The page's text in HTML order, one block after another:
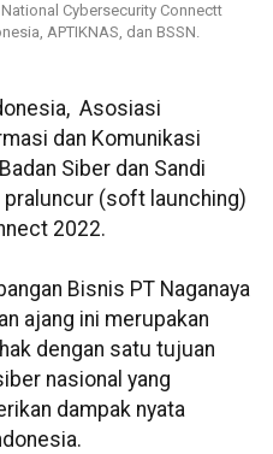
Cybersecurity Connectt
APTIKNAS, dan BSSN.
Asosiasi
dan Komunikasi
Siber dan Sandi
praluncur (soft launching)
2022.
Bisnis PT Naganaya
ajang ini merupakan
dengan satu tujuan
nasional yang
dampak nyata